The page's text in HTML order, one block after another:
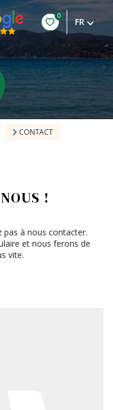
0
FR
CONTACT
!
à nous contacter.
et nous ferons de
vite.